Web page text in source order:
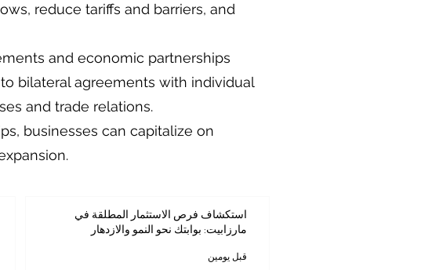
reduce tariffs and barriers, and
and economic partnerships
bilateral agreements with individual
and trade relations.
businesses can capitalize on
استكشاف فرص الاستثمار المطلقة في
مارزابيت: بوابتك نحو النمو والازدهار
قبل يومين